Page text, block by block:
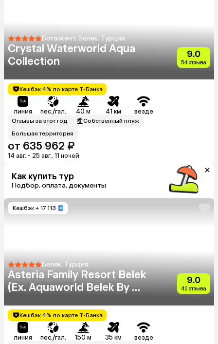
Богазкент, Белек, Турция
Crystal Waterworld Aqua
Collection
9.0
54 отзыва
Кешбэк 4% по карте Т-Банка
линия пес./гал. 40 м 41 км везде
Отзывы за этот год
Собственный пляж
Большая территория
от 635 962 ₽
14 авг. - 25 авг., 11 ночей
Как купить тур
Подбор, оплата, документы
Кешбэк + 17 113
Белек, Турция
Asteria Family Resort Belek
(Ex. Aquaworld Belek By Mp
9.0
42 отзыва
Кешбэк 4% по карте Т-Банка
линия пес./гал. 150 м 35 км везде